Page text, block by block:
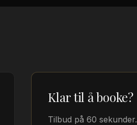
Klar til å booke?
Tilbud på 60